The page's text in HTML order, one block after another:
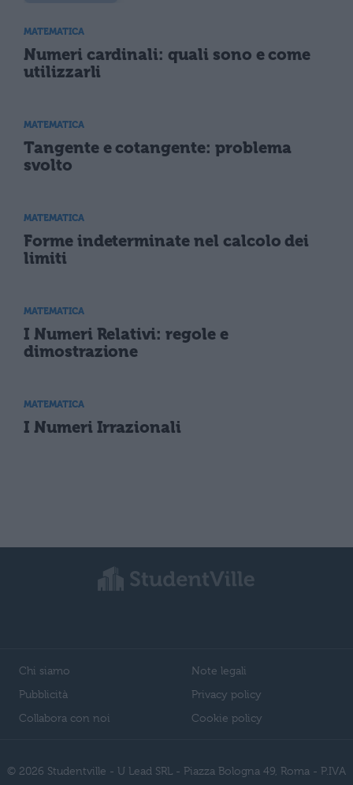
MATEMATICA
Numeri cardinali: quali sono e come
utilizzarli
MATEMATICA
Tangente e cotangente: problema
svolto
MATEMATICA
Forme indeterminate nel calcolo dei
limiti
MATEMATICA
I Numeri Relativi: regole e
dimostrazione
MATEMATICA
I Numeri Irrazionali
Chi siamo
Pubblicità
Collabora con noi
Note legali
Privacy policy
Cookie policy
© 2026 Studentville - U Lead SRL - Piazza Bologna 49, Roma - P.IVA